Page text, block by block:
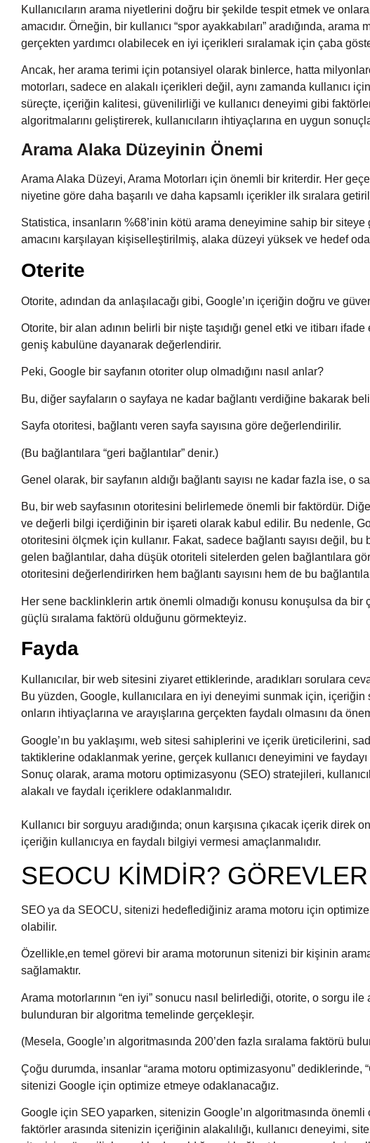
Kullanıcıların arama niyetlerini doğru bir şekilde tespit etmek ve
amacıdır. Örneğin, bir kullanıcı “spor ayakkabıları” aradığında,
gerçekten yardımcı olabilecek en iyi içerikleri sıralamak için çaba
Ancak, her arama terimi için potansiyel olarak binlerce, hatta
motorları, sadece en alakalı içerikleri değil, aynı zamanda kullanıcı
süreçte, içeriğin kalitesi, güvenilirliği ve kullanıcı deneyimi gibi
algoritmalarını geliştirerek, kullanıcıların ihtiyaçlarına en uygun
Arama Alaka Düzeyinin Önemi
Arama Alaka Düzeyi, Arama Motorları için önemli bir kriterdir. Her
niyetine göre daha başarılı ve daha kapsamlı içerikler ilk sıralara
Statistica, insanların %68’inin kötü arama deneyimine sahip bir
amacını karşılayan kişiselleştirilmiş, alaka düzeyi yüksek ve hedef
Oterite
Otorite, adından da anlaşılacağı gibi, Google’ın içeriğin doğru ve
Otorite, bir alan adının belirli bir nişte taşıdığı genel etki ve itibarı
geniş kabulüne dayanarak değerlendirir.
Peki, Google bir sayfanın otoriter olup olmadığını nasıl anlar?
Bu, diğer sayfaların o sayfaya ne kadar bağlantı verdiğine bakarak
Sayfa otoritesi, bağlantı veren sayfa sayısına göre değerlendirilir.
(Bu bağlantılara “geri bağlantılar” denir.)
Genel olarak, bir sayfanın aldığı bağlantı sayısı ne kadar fazla ise, o
Bu, bir web sayfasının otoritesini belirlemede önemli bir faktördür.
ve değerli bilgi içerdiğinin bir işareti olarak kabul edilir. Bu nedenle,
otoritesini ölçmek için kullanır. Fakat, sadece bağlantı sayısı değil,
gelen bağlantılar, daha düşük otoriteli sitelerden gelen bağlantılara
otoritesini değerlendirirken hem bağlantı sayısını hem de bu
Her sene backlinklerin artık önemli olmadığı konusu konuşulsa da
güçlü sıralama faktörü olduğunu görmekteyiz.
Fayda
Kullanıcılar, bir web sitesini ziyaret ettiklerinde, aradıkları sorulara
Bu yüzden, Google, kullanıcılara en iyi deneyimi sunmak için, içeriğin
onların ihtiyaçlarına ve arayışlarına gerçekten faydalı olmasını da
Google’ın bu yaklaşımı, web sitesi sahiplerini ve içerik üreticilerini,
taktiklerine odaklanmak yerine, gerçek kullanıcı deneyimini ve
Sonuç olarak, arama motoru optimizasyonu (SEO) stratejileri,
alakalı ve faydalı içeriklere odaklanmalıdır.
Kullanıcı bir sorguyu aradığında; onun karşısına çıkacak içerik direk
içeriğin kullanıcıya en faydalı bilgiyi vermesi amaçlanmalıdır.
SEOCU KİMDİR?
SEO ya da SEOCU, sitenizi hedeflediğiniz arama motoru için
olabilir.
Özellikle,en temel görevi bir arama motorunun sitenizi bir kişinin
sağlamaktır.
Arama motorlarının “en iyi” sonucu nasıl belirlediği, otorite, o sorgu ile
bulunduran bir algoritma temelinde gerçekleşir.
(Mesela, Google’ın algoritmasında 200’den fazla sıralama faktörü
Çoğu durumda, insanlar “arama motoru optimizasyonu” dediklerinde,
sitenizi Google için optimize etmeye odaklanacağız.
Google için SEO yaparken, sitenizin Google’ın algoritmasında önemli
faktörler arasında sitenizin içeriğinin alakalılığı, kullanıcı deneyimi,